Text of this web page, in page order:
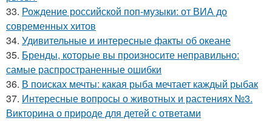
33. Рождение российской поп-музыки: от ВИА до
современных хитов
34. Удивительные и интересные факты об океане
35. Бренды, которые вы произносите неправильно:
самые распространенные ошибки
36. В поисках мечты: какая рыба мечтает каждый рыбак
37. Интересные вопросы о животных и растениях №3.
Викторина о природе для детей с ответами